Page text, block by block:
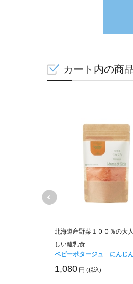
カート内の商
北海道産野菜１００％の大
しい離乳食
ベビーポタージュ にんじ
1,080 円 (税込)